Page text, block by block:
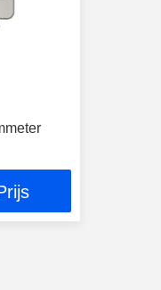
prestaties